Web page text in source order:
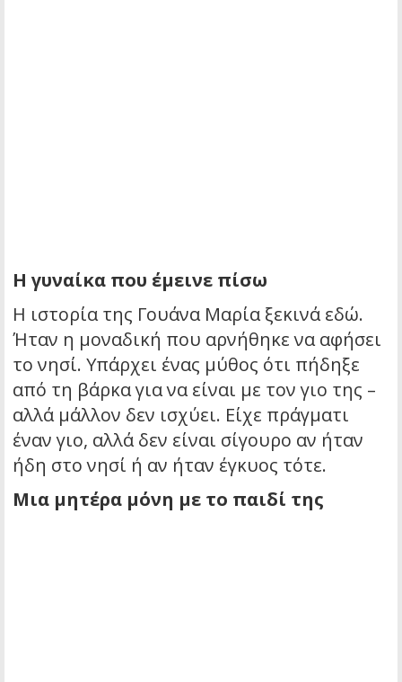
Η γυναίκα που έμεινε πίσω
Η ιστορία της Γουάνα Μαρία ξεκινά εδώ.
Ήταν η μοναδική που αρνήθηκε να αφήσει
το νησί. Υπάρχει ένας μύθος ότι πήδηξε
από τη βάρκα για να είναι με τον γιο της –
αλλά μάλλον δεν ισχύει. Είχε πράγματι
έναν γιο, αλλά δεν είναι σίγουρο αν ήταν
ήδη στο νησί ή αν ήταν έγκυος τότε.
Μια μητέρα μόνη με το παιδί της